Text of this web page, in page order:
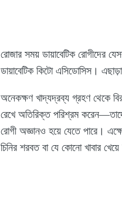
রোজার সময় ডায়াবেটিক রোগীদের
ডায়াবেটিক কিটো এসিডোসিস।
অনেকক্ষণ খাদ্যদ্রব্য গ্রহণ থেকে
রেখে অতিরিক্ত পরিশ্রম
রোগী অজ্ঞানও হয়ে যেতে পারে।
চিনির শরবত বা যে কোনো খাবার